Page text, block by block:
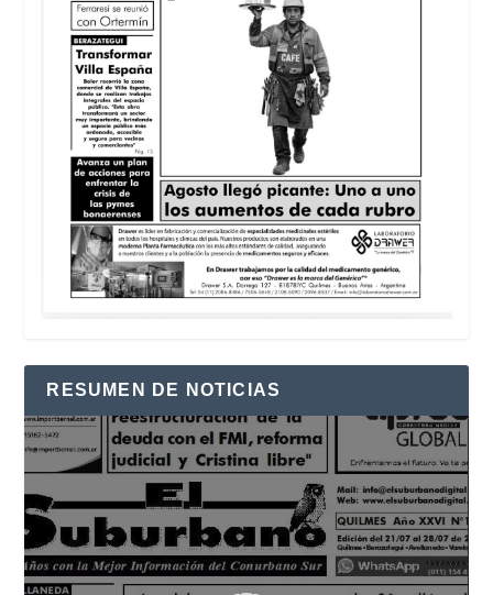
RESUMEN DE NOTICIAS
Reproductor
de
vídeo